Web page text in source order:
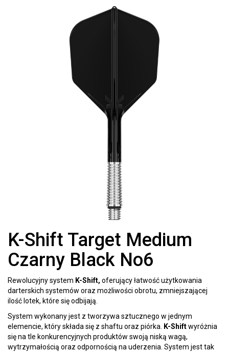
K-Shift Target Medium
Czarny Black No6
Rewolucyjny system K-Shift, oferujący łatwość użytkowania
darterskich systemów oraz możliwości obrotu, zmniejszającej
ilość lotek, które się odbijają.
System wykonany jest z tworzywa sztucznego w jednym
elemencie, który składa się z shaftu oraz piórka.
K-Shiftwyróżnia
się na tle konkurencyjnych produktów swoją niską wagą,
wytrzymałością oraz odpornością na uderzenia. System jest tak